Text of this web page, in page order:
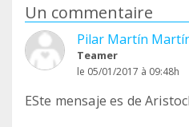
Un commentaire
Pilar Martín
Teamer
le 05/01/2017 à 09:48h
ESte mensaje es de